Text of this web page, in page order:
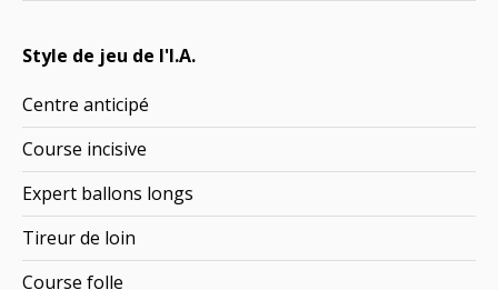
Style de jeu de l'I.A.
Centre anticipé
Course incisive
Expert ballons longs
Tireur de loin
Course folle